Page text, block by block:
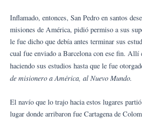
Inflamado, entonces, San Pedro en santos
misiones de América, pidió permiso a sus
le fue dicho que debía antes terminar sus
cual fue enviado a Barcelona con ese fin. Allí
haciendo sus estudios hasta que le fue
de misionero a América, al Nuevo Mundo.
El navío que lo trajo hacia estos lugares
lugar donde arribaron fue Cartagena de